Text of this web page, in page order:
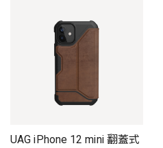
UAG iPhone 12 mini 翻蓋式